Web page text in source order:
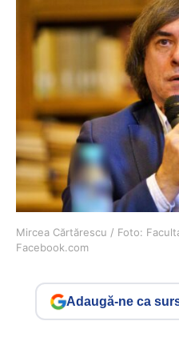
Mircea Cărtărescu / Foto:
Facebook.com
Adaugă-ne ca